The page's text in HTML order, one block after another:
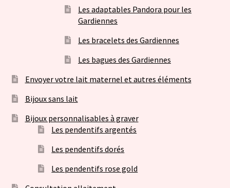
Les adaptables Pandora pour les
Gardiennes
Les bracelets des Gardiennes
Les bagues des Gardiennes
Envoyer votre lait maternel et autres éléments
Bijoux sans lait
Bijoux personnalisables à graver
Les pendentifs argentés
Les pendentifs dorés
Les pendentifs rose gold